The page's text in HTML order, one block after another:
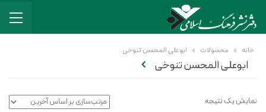
خانه محصولات ابوعلی المحسن تنوخی
ابوعلی المحسن تنوخی
نمایش یک نتیجه